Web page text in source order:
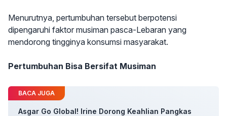
Menurutnya, pertumbuhan tersebut berpotensi
dipengaruhi faktor musiman pasca-Lebaran yang
mendorong tingginya konsumsi masyarakat.
Pertumbuhan Bisa Bersifat Musiman
BACA JUGA
Asgar Go Global! Irine Dorong Keahlian Pangkas